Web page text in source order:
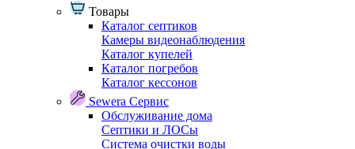
Товары
Каталог септиков
Камеры видеонаблюдения
Каталог купелей
Каталог погребов
Каталог кессонов
Sewera Сервис
Обслуживание дома
Септики и ЛОСы
Система очистки воды